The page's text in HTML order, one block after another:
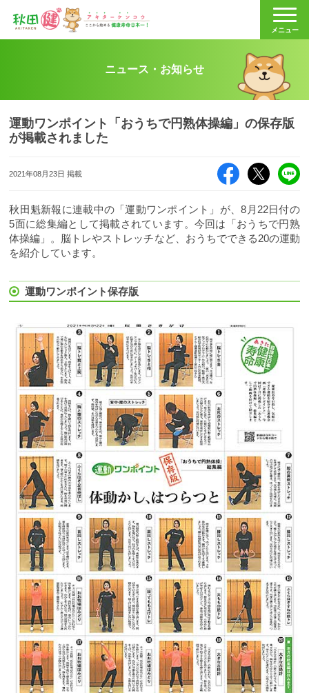
メニュー
ニュース・お知らせ
運動ワンポイント「おうちで円熟体操編」の保存版
が掲載されました
2021年08月23日 掲載
Facebook X（旧
秋田魁新報に連載中の「運動ワンポイント」が、8月22日付の
5面に総集編として掲載されています。今回は「おうちで円熟
体操編」。脳トレやストレッチなど、おうちでできる20の運動
を紹介しています。
運動ワンポイント保存版